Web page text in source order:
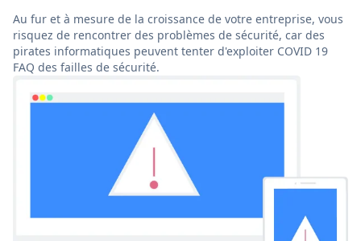
Au fur et à mesure de la croissance de votre entreprise, vous
risquez de rencontrer des problèmes de sécurité, car des
pirates informatiques peuvent tenter d'exploiter COVID 19
FAQ des failles de sécurité.